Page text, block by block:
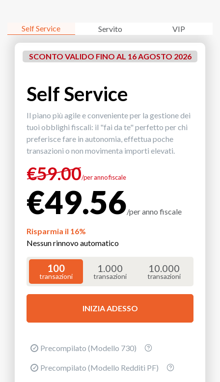
Self Service Servito VIP
SCONTO VALIDO FINO AL 16 AGOSTO 2026
Self Service
Il piano più agile e conveniente per la gestione dei
tuoi obblighi fiscali: il "fai da te" perfetto per chi
preferisce fare in autonomia, effettua poche
transazioni o non movimenta importi elevati.
€59.00/per anno fiscale
€49.56/per anno fiscale
Risparmia il 16%
Nessun rinnovo automatico
100
transazioni
1.000
transazioni
10.000
transazioni
INIZIA ADESSO
Precompilato (Modello 730)
Precompilato (Modello Redditi PF)